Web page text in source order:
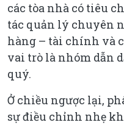
các tòa nhà có tiêu
tác quản lý chuyên
hàng – tài chính và
vai trò là nhóm dẫn
quý.
Ở chiều ngược lại,
sự điều chỉnh nhẹ